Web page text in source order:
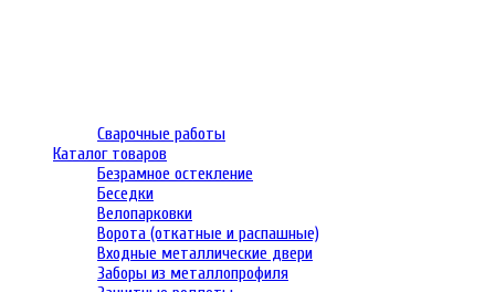
Сварочные работы
Каталог товаров
Безрамное остекление
Беседки
Велопарковки
Ворота (откатные и распашные)
Входные металлические двери
Заборы из металлопрофиля